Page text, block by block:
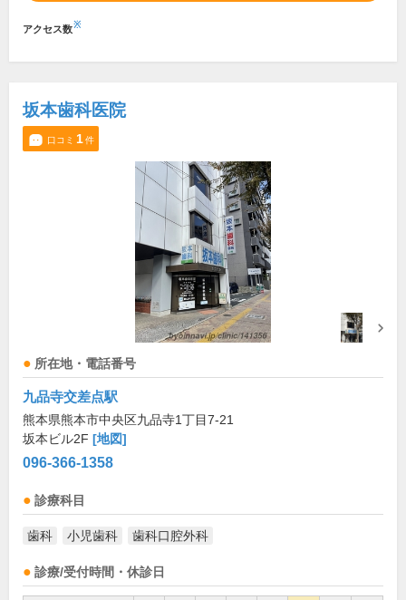
アクセス数※
坂本歯科医院
口コミ 1件
所在地・電話番号
九品寺交差点駅
熊本県熊本市中央区九品寺1丁目7-21
坂本ビル2F [地図]
096-366-1358
診療科目
歯科 小児歯科 歯科口腔外科
診療/受付時間・休診日